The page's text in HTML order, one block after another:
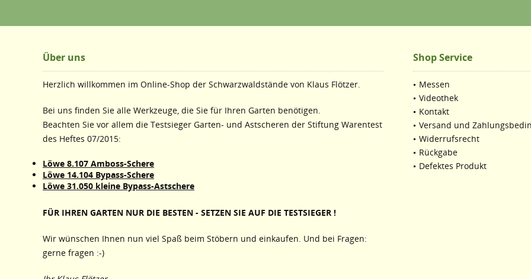
Über uns
Herzlich willkommen im Online-Shop der Schwarzwaldstände von Klaus Flötzer.
Bei uns finden Sie alle Werkzeuge, die Sie für Ihren Garten benötigen.
Beachten Sie vor allem die Testsieger Garten- und Astscheren der Stiftung Warentest
des Heftes 07/2015:
Löwe 8.107 Amboss-Schere
Löwe 14.104 Bypass-Schere
Löwe 31.050 kleine Bypass-Astschere
FÜR IHREN GARTEN NUR DIE BESTEN - SETZEN SIE AUF DIE TESTSIEGER !
Wir wünschen Ihnen nun viel Spaß beim Stöbern und einkaufen. Und bei Fragen:
gerne fragen :-)
Shop Service
Messen
Videothek
Kontakt
Versand und
Widerrufsrecht
Rückgabe
Defektes Produkt